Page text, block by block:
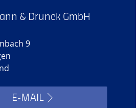
& Drunck GmbH
9
E-MAIL